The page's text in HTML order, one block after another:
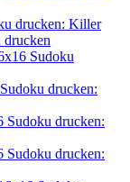
drucken: Killer
drucken
Sudoku
drucken:
Sudoku drucken:
Sudoku drucken: